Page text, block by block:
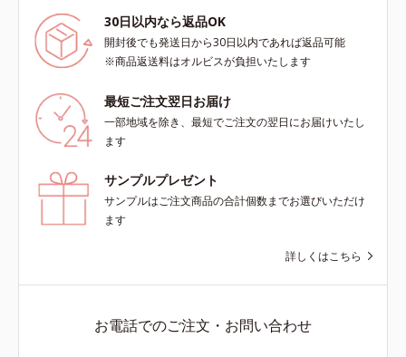
30日以内なら返品OK
開封後でも発送日から30日以内であれば返品可能
※商品返送料はオルビスが負担いたします
最短ご注文翌日お届け
一部地域を除き、最短でご注文の翌日にお届けいたし
ます
サンプルプレゼント
サンプルはご注文商品の合計個数までお選びいただけ
ます
詳しくはこちら
お電話でのご注文・お問い合わせ